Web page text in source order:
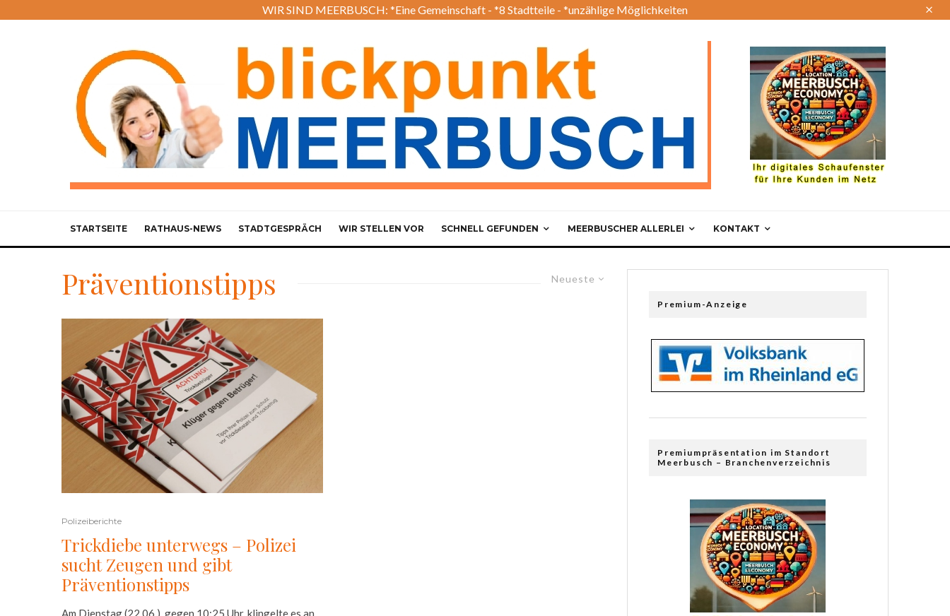
WIR SIND MEERBUSCH: *Eine Gemeinschaft - *8 Stadtteile - *unzählige Möglichkeiten
STARTSEITE RATHAUS-NEWS STADTGESPRÄCH WIR STELLEN VOR SCHNELL GEFUNDEN MEERBUSCHER ALLERLEI KONTAKT
Neueste
Präventionstipps
Polizeiberichte
Trickdiebe unterwegs – Polizei
sucht Zeugen und gibt
Präventionstipps
Am Dienstag (22.06.), gegen 10:25 Uhr, klingelte es an
Premium-Anzeige
Premiumpräsentation im Standort
Meerbusch – Branchenverzeichnis